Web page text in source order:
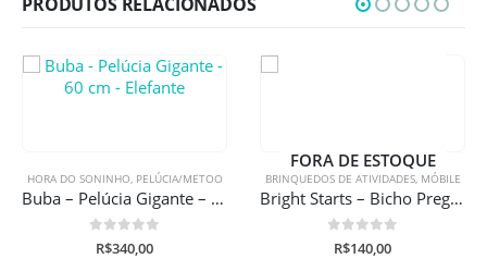
HORA DO SONINHO PELÚCIA/METOO
Buba – Pelúcia Gigante – 60 cm – Elefante
0de 5
R$340,00
FORA DE ESTOQUE
BRINQUEDOS DE ATIVIDADES, MÓBILE
Bright Starts – Bicho Preguiça Pelúcia
0de 5
R$140,00